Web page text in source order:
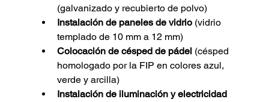
(galvanizado y recubierto de polvo)
Instalación de paneles de vidrio (vidrio
templado de 10 mm a 12 mm)
Colocación de césped de pádel (césped
homologado por la FIP en colores azul,
verde y arcilla)
Instalación de iluminación y electricidad